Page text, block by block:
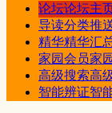
论坛论坛主
导读分类推
精华精华汇
家园会员家
高级搜索高
智能辨证智